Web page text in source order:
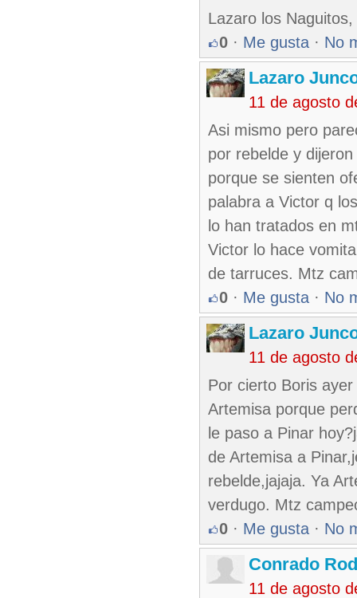
Lazaro los
0 · Me gusta · No
Lazaro
11 de agosto
Asi mismo pero
por rebelde y
porque se sienten
palabra a Victor q
lo han tratados en
Victor lo hace
de tarruces. Mtz
0 · Me gusta · No
Lazaro
11 de agosto
Por cierto Boris
Artemisa porque
le paso a Pinar
de Artemisa a
rebelde,jajaja. Ya
verdugo. Mtz
0 · Me gusta · No
Conrado
11 de agosto